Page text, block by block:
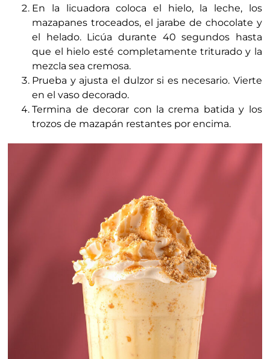
En la licuadora coloca el hielo, la leche, los
mazapanes troceados, el jarabe de chocolate y
el helado. Licúa durante 40 segundos hasta
que el hielo esté completamente triturado y la
mezcla sea cremosa.
Prueba y ajusta el dulzor si es necesario. Vierte
en el vaso decorado.
Termina de decorar con la crema batida y los
trozos de mazapán restantes por encima.